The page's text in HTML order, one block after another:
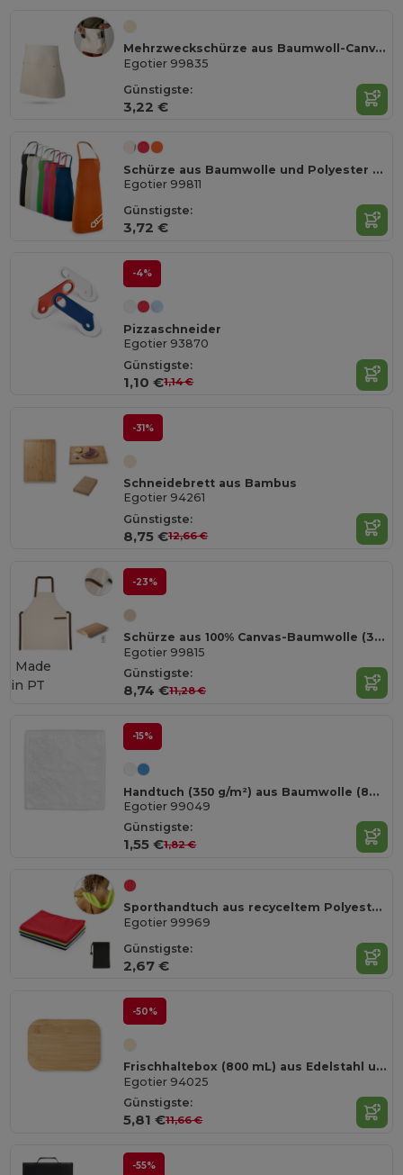
Mehrzweckschürze aus Baumwoll-Canvas (260 g/m²)
Egotier 99835
Günstigste:
3,22 €
Schürze aus Baumwolle und Polyester (180 g/m²)
Egotier 99811
Günstigste:
3,72 €
-4%
Pizzaschneider
Egotier 93870
Günstigste:
1,10 €1,14 €
-31%
Schneidebrett aus Bambus
Egotier 94261
Günstigste:
8,75 €12,66 €
-23%
Schürze aus 100% Canvas-Baumwolle (320 g/m²) mit Metalldetails
Egotier 99815
Günstigste:
8,74 €11,28 €
Made
in PT
-15%
Handtuch (350 g/m²) aus Baumwolle (82%) und recycelter Baumwolle (18%)
Egotier 99049
Günstigste:
1,55 €1,82 €
Sporthandtuch aus recyceltem Polyester (100% rPET) dient zur Erfrischung mit Vliesstoffbeutel
Egotier 99969
Günstigste:
2,67 €
-50%
Frischhaltebox (800 mL) aus Edelstahl und Deckel aus Bambus
Egotier 94025
Günstigste:
5,81 €11,66 €
-55%